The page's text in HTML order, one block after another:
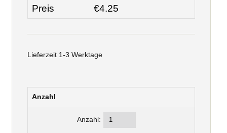
Preis €4.25
Lieferzeit 1-3 Werktage
Anzahl
Anzahl: